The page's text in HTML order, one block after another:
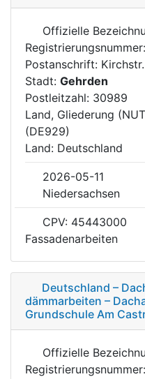
Offizielle
Postanschrift:
Stadt: Gehrden
Postleitzahl: 30989
Land, Gliederung
(DE929)
Land: Deutschland
2026-05-11
Niedersachsen
CPV: 45443000
Fassadenarbeiten
Deutschland –
dämmarbeiten –
Grundschule Am
Offizielle